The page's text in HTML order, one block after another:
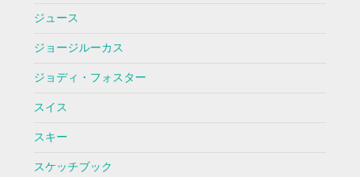
ジュース
ジョージルーカス
ジョディ・フォスター
スイス
スキー
スケッチブック